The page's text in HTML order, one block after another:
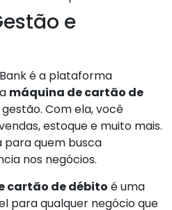
e
é a plataforma
máquina de cartão de
Com ela, você
estoque e muito mais.
para quem busca
nos negócios.
cartão de débito é uma
para qualquer negócio que